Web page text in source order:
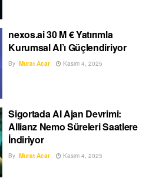
nexos.ai 30 M € Yatırımla
Kurumsal AI’ı Güçlendiriyor
By Murat Acar Kasım 4, 2025
Sigortada AI Ajan Devrimi:
Allianz Nemo Süreleri Saatlere
İndiriyor
By Murat Acar Kasım 4, 2025